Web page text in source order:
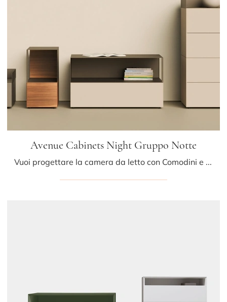
Avenue Cabinets Night Gruppo Notte
Vuoi progettare la camera da letto con Comodini e mobili con cassetti di Kristalia? Ti presentiamo il modello Avenue Cabinets Night Gruppo Notte in ...